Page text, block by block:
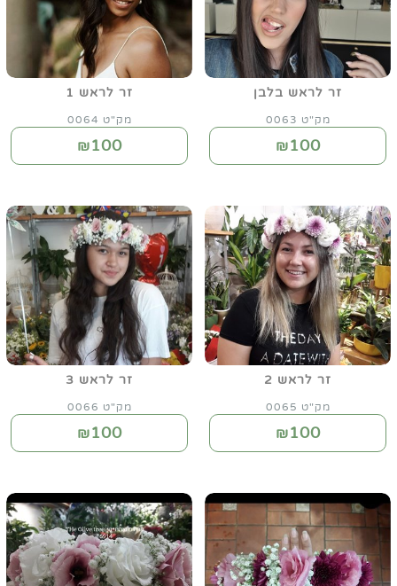
זר לראש בלבן
מק"ט 0063
₪100
זר לראש 1
מק"ט 0064
₪100
זר לראש 2
מק"ט 0065
₪100
זר לראש 3
מק"ט 0066
₪100